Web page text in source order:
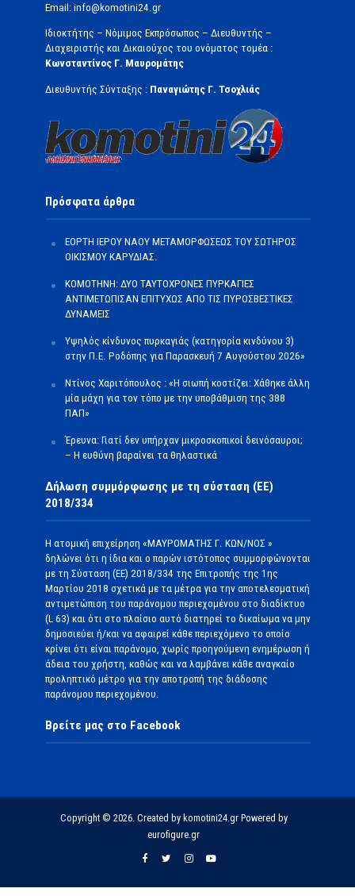
Email: info@komotini24.gr
Ιδιοκτήτης – Νόμιμος Εκπρόσωπος – Διευθυντής –
Διαχειριστής και Δικαιούχος του ονόματος τομέα :
Κωνσταντίνος Γ. Μαυρομάτης
Διευθυντής Σύνταξης : Παναγιώτης Γ. Τσοχλιάς
Πρόσφατα άρθρα
ΕΟΡΤΗ ΙΕΡΟΥ ΝΑΟΥ ΜΕΤΑΜΟΡΦΩΣΕΩΣ ΤΟΥ ΣΩΤΗΡΟΣ
ΟΙΚΙΣΜΟΥ ΚΑΡΥΔΙΑΣ.
ΚΟΜΟΤΗΝΗ: ΔΥΟ ΤΑΥΤΟΧΡΟΝΕΣ ΠΥΡΚΑΓΙΕΣ
ΑΝΤΙΜΕΤΩΠΙΣΑΝ ΕΠΙΤΥΧΩΣ ΑΠΟ ΤΙΣ ΠΥΡΟΣΒΕΣΤΙΚΕΣ
ΔΥΝΑΜΕΙΣ
Υψηλός κίνδυνος πυρκαγιάς (κατηγορία κινδύνου 3)
στην Π.Ε. Ροδόπης για Παρασκευή 7 Αυγούστου 2026»
Ντίνος Χαριτόπουλος : «Η σιωπή κοστίζει: Χάθηκε άλλη
μία μάχη για τον τόπο με την υποβάθμιση της 388
ΠΑΠ»
Έρευνα: Γιατί δεν υπήρχαν μικροσκοπικοί δεινόσαυροι;
– Η ευθύνη βαραίνει τα θηλαστικά
Δήλωση συμμόρφωσης με τη σύσταση (ΕΕ)
2018/334
Η ατομική επιχείρηση «ΜΑΥΡΟΜΑΤΗΣ Γ. ΚΩΝ/ΝΟΣ »
δηλώνει ότι η ίδια και ο παρών ιστότοπος συμμορφώνονται
με τη Σύσταση (ΕΕ) 2018/334 της Επιτροπής της 1ης
Μαρτίου 2018 σχετικά με τα μέτρα για την αποτελεσματική
αντιμετώπιση του παράνομου περιεχομένου στο διαδίκτυο
(L 63) και ότι στο πλαίσιο αυτό διατηρεί το δικαίωμα να μην
δημοσιεύει ή/και να αφαιρεί κάθε περιεχόμενο το οποίο
κρίνει ότι είναι παράνομο, χωρίς προηγούμενη ενημέρωση ή
άδεια του χρήστη, καθώς και να λαμβάνει κάθε αναγκαίο
προληπτικό μέτρο για την αποτροπή της διάδοσης
παράνομου περιεχομένου.
Βρείτε μας στο Facebook
Copyright © 2026. Created by komotini24.gr Powered by
eurofigure.gr